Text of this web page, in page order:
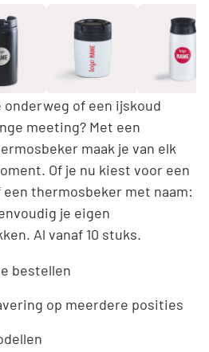
of een ijskoud
meeting? Met een
maak je van elk
Of je nu kiest voor een
thermosbeker met naam:
je eigen
Al vanaf 10 stuks.
bestellen
op meerdere posities